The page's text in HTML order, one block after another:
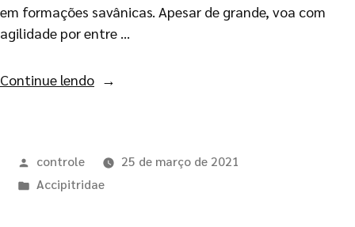
em formações savânicas. Apesar de grande, voa com
agilidade por entre …
Continue lendo
controle
25 de março de 2021
Accipitridae